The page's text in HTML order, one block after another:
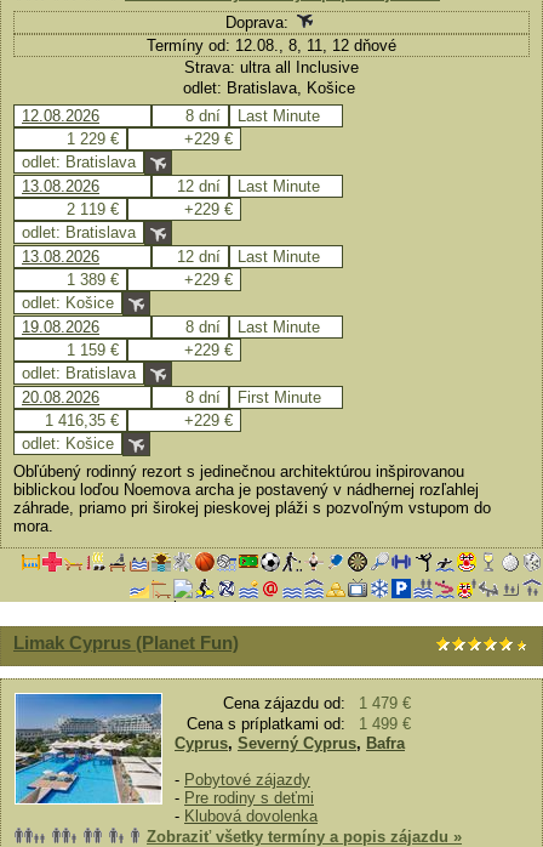
Doprava:
Termíny od: 12.08., 8, 11, 12 dňové
Strava: ultra all Inclusive
odlet: Bratislava, Košice
12.08.2026
8 dní
Last Minute
1 229 €
+229 €
odlet: Bratislava
13.08.2026
12 dní
Last Minute
2 119 €
+229 €
odlet: Bratislava
13.08.2026
12 dní
Last Minute
1 389 €
+229 €
odlet: Košice
19.08.2026
8 dní
Last Minute
1 159 €
+229 €
odlet: Bratislava
20.08.2026
8 dní
First Minute
1 416,35 €
+229 €
odlet: Košice
Obľúbený rodinný rezort s jedinečnou architektúrou inšpirovanou
biblickou loďou Noemova archa je postavený v nádhernej rozľahlej
záhrade, priamo pri širokej pieskovej pláži s pozvoľným vstupom do
mora.
Limak Cyprus (Planet Fun)
Cena zájazdu od:
1 479 €
Cena s príplatkami od:
1 499 €
Cyprus, Severný Cyprus, Bafra
- Pobytové zájazdy
- Pre rodiny s deťmi
- Klubová dovolenka
Zobraziť všetky termíny a popis zájazdu »